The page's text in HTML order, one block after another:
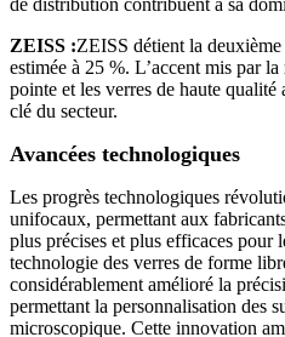
de distribution contribuent à sa
ZEISS :ZEISS détient la
estimée à 25 %. L’accent mis par
pointe et les verres de haute qualité
clé du secteur.
Avancées technologiques
Les progrès technologiques
unifocaux, permettant aux
plus précises et plus efficaces pour
technologie des verres de forme
considérablement amélioré la
permettant la personnalisation des
microscopique. Cette innovation